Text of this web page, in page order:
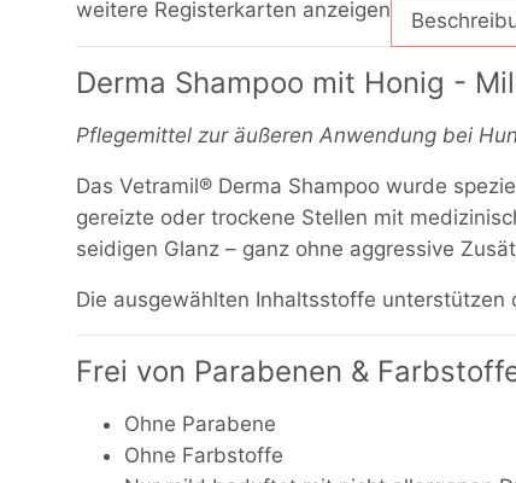
weitere Registerkarten anzeigen
Derma Shampoo mit Honig -
Pflegemittel zur äußeren Anwendung bei
Das Vetramil® Derma Shampoo wurde
gereizte oder trockene Stellen mit
seidigen Glanz – ganz ohne aggressive
Die ausgewählten Inhaltsstoffe
Frei von Parabenen &
Ohne Parabene
Ohne Farbstoffe